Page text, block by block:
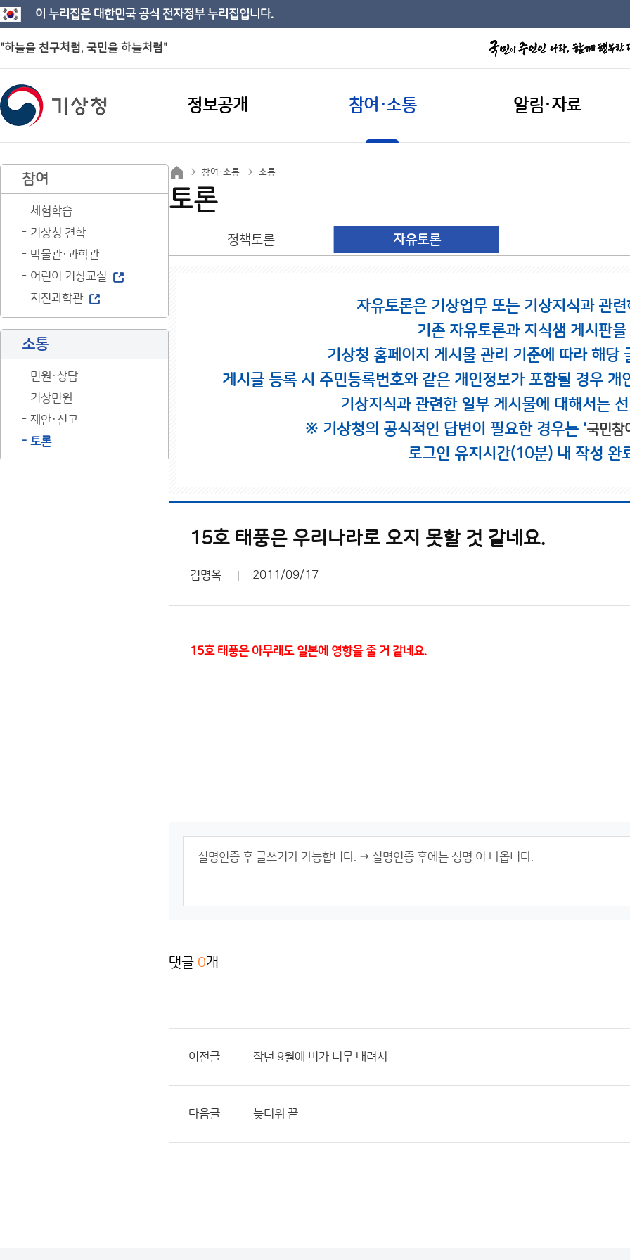
이 누리집은 대한민국 공식 전자정부 누리집입니다.
"하늘을 친구처럼, 국민을 하늘처럼"
정보공개 참여·소통 알림·자료
참여
체험학습
기상청 견학
박물관·과학관
어린이 기상교실
지진과학관
소통
민원·상담
기상민원
제안·신고
토론
참여·소통 소통
토론
정책토론 자유토론
자유토론은 기상업무 또는 기상지식과 관
기존 자유토론과 지식샘 게시판
기상청 홈페이지 게시물 관리 기준에 따라 해당
게시글 등록 시 주민등록번호와 같은 개인정보가 포함될 경우
기상지식과 관련한 일부 게시물에 대해서는
※ 기상청의 공식적인 답변이 필요한 경우는 '국민참
로그인 유지시간(10분) 내 작성 완
15호 태풍은 우리나라로 오지 못할 것 같네요.
김명옥 2011/09/17
15호 태풍은 아무래도 일본에 영향을 줄 거 같네요.
댓글 0개
이전글 작년 9월에 비가 너무 내려서
다음글 늦더위 끝